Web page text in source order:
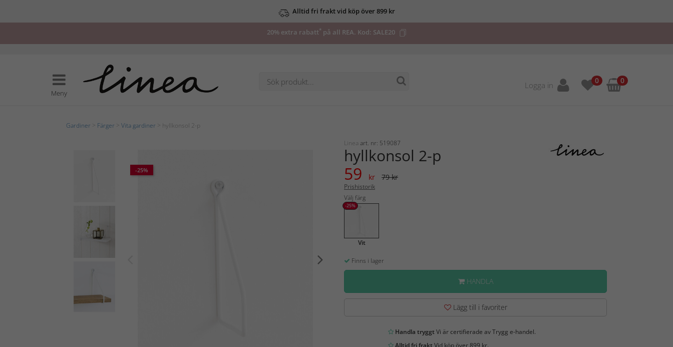
Alltid fri frakt vid köp över 899 kr
20% extra rabatt*på all REA. Kod: SALE20
Meny
Logga in 0 0
Gardiner Färger Vita gardiner > hyllkonsol 2-p
-25%
Linea art. nr: 519087
hyllkonsol 2-p
59 kr 79 kr
Prishistorik
Välj färg
-25%
Vit
Finns i lager
HANDLA
Lägg till i favoriter
Handla tryggtVi är certifierade av Trygg e-handel.
Alltid fri fraktVid köp över 899 kr.